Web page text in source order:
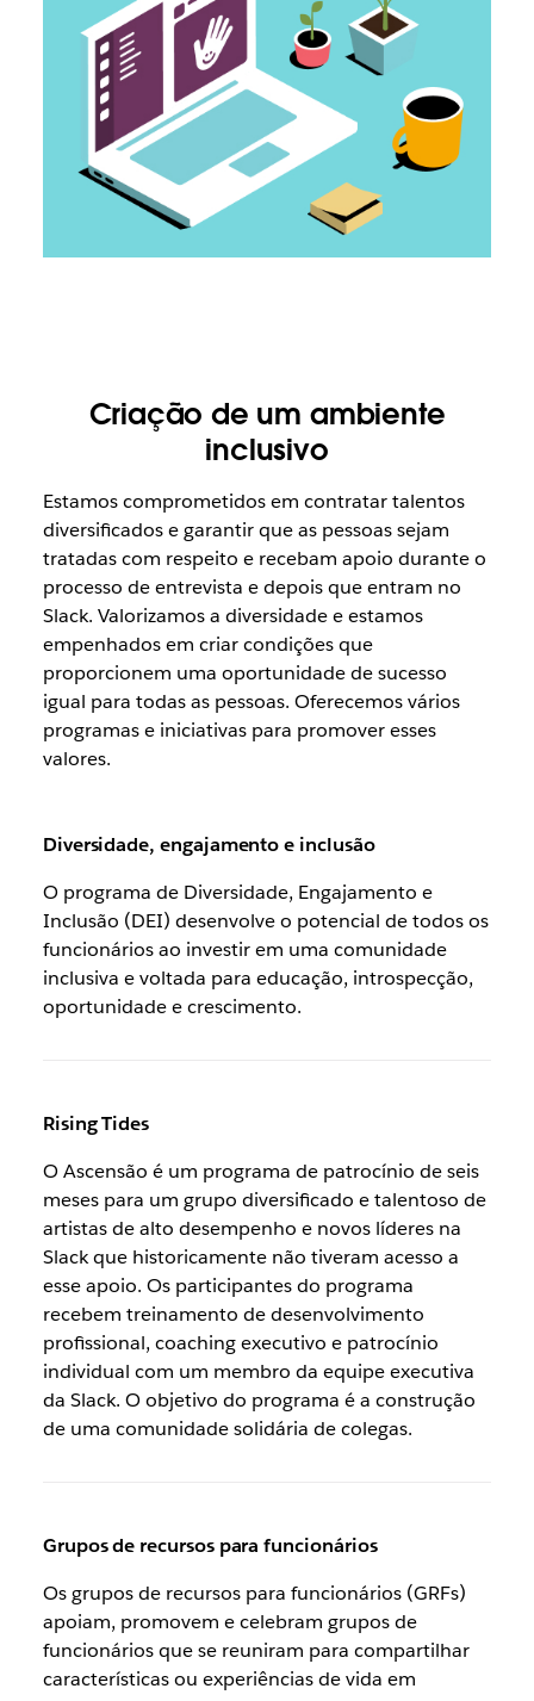
Criação de um ambiente
inclusivo
Estamos comprometidos em contratar talentos
diversificados e garantir que as pessoas sejam
tratadas com respeito e recebam apoio durante o
processo de entrevista e depois que entram no
Slack. Valorizamos a diversidade e estamos
empenhados em criar condições que
proporcionem uma oportunidade de sucesso
igual para todas as pessoas. Oferecemos vários
programas e iniciativas para promover esses
valores.
Diversidade, engajamento e inclusão
O programa de Diversidade, Engajamento e
Inclusão (DEI) desenvolve o potencial de todos os
funcionários ao investir em uma comunidade
inclusiva e voltada para educação, introspecção,
oportunidade e crescimento.
Rising Tides
O Ascensão é um programa de patrocínio de seis
meses para um grupo diversificado e talentoso de
artistas de alto desempenho e novos líderes na
Slack que historicamente não tiveram acesso a
esse apoio. Os participantes do programa
recebem treinamento de desenvolvimento
profissional, coaching executivo e patrocínio
individual com um membro da equipe executiva
da Slack. O objetivo do programa é a construção
de uma comunidade solidária de colegas.
Grupos de recursos para funcionários
Os grupos de recursos para funcionários (GRFs)
apoiam, promovem e celebram grupos de
funcionários que se reuniram para compartilhar
características ou experiências de vida em